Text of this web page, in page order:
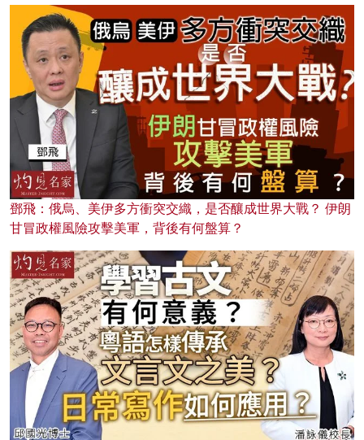
鄧飛：俄烏、美伊多方衝突交織，是否釀成世界大戰？ 伊朗
甘冒政權風險攻擊美軍，背後有何盤算？